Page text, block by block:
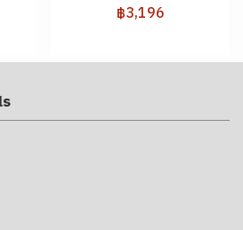
฿3,196